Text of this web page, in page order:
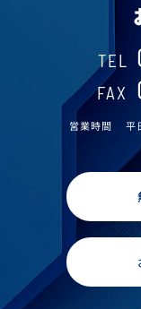
TEL
FAX
営業時間 平